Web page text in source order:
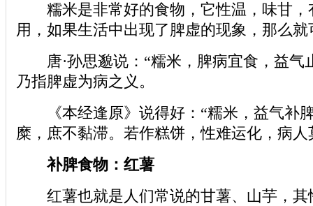
糯米是非常好的食物，它性温，味甘，
用，如果生活中出现了脾虚的现象，那么
唐·孙思邈说：“糯米，脾病宜食，益气
乃指脾虚为病之义。
《本经逢原》说得好：“糯米，益气补
糜，庶不黏滞。若作糕饼，性难运化，病人
补脾食物：红薯
红薯也就是人们常说的甘薯、山芋，其